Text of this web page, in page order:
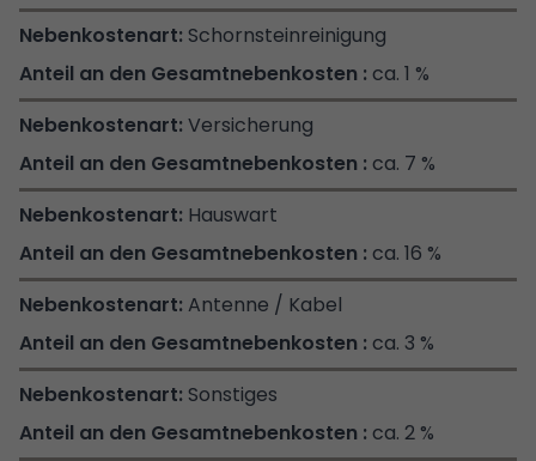
Schornsteinreinigung
ca. 1 %
Versicherung
ca. 7 %
Hauswart
ca. 16 %
Antenne / Kabel
ca. 3 %
Sonstiges
ca. 2 %